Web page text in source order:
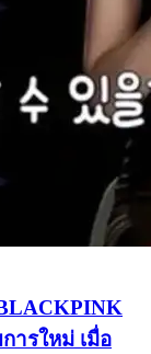
ารใหม่ เมื่อ